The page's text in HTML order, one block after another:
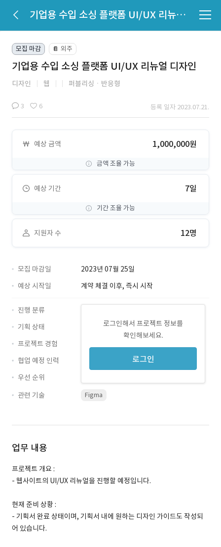
기업용 수입 소싱 플랫폼 UI/UX 리뉴얼 디자인
모집 마감 📔 외주
기업용 수입 소싱 플랫폼 UI/UX 리뉴얼 디자인
디자인 웹 퍼블리싱ㆍ반응형
3 6 등록 일자 2023.07.21.
예상 금액 1,000,000원
금액 조율 가능
예상 기간 7일
기간 조율 가능
지원자 수 12명
모집 마감일
2023년 07월 25일
예상 시작일
계약 체결 이후, 즉시 시작
로그인해서 프로젝트 정보를
확인해보세요.
로그인
진행 분류
기획 상태
프로젝트 경험
협업 예정 인력
우선 순위
관련 기술
Figma
업무 내용
프로젝트 개요 :
- 웹사이트의 UI/UX 리뉴얼을 진행할 예정입니다.
현재 준비 상황 :
- 기획서 완료 상태이며, 기획서 내에 원하는 디자인 가이드도 작성되
어 있습니다.